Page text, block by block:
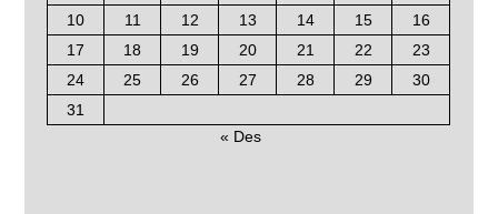
10
11 12 13 14 15
16
17
18 19 20 21 22
23
24
25 26 27 28 29
30
31
« Des